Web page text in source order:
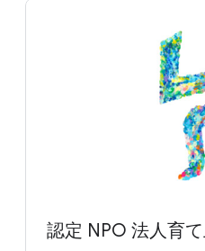
認定 NPO 法人育